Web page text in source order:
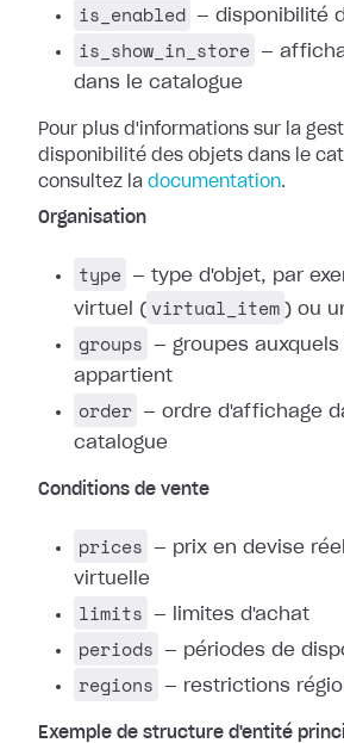
is_enabled — disponibilité
is_show_in_store
—
dans le catalogue
Pour plus d'informations sur la
disponibilité des objets dans le
consultez la documentation.
Organisation
type
— type d'objet, par
virtuel ( virtual_item ) ou
groups
— groupes auxquels
appartient
order
— ordre d'affichage
catalogue
Conditions de vente
prices
— prix en devise
virtuelle
limits — limites d'achat
periods — périodes de
regions — restrictions
Exemple de structure d'entité